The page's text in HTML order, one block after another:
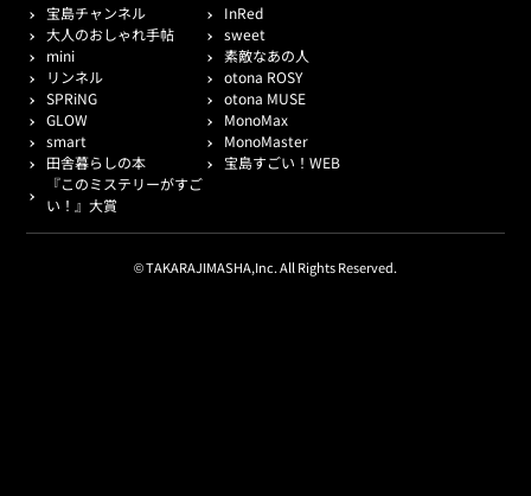
宝島チャンネル
InRed
大人のおしゃれ手帖
sweet
mini
素敵なあの人
リンネル
otona ROSY
SPRiNG
otona MUSE
GLOW
MonoMax
smart
MonoMaster
田舎暮らしの本
宝島すごい！WEB
『このミステリーがすご
い！』大賞
© TAKARAJIMASHA,Inc. All Rights Reserved.